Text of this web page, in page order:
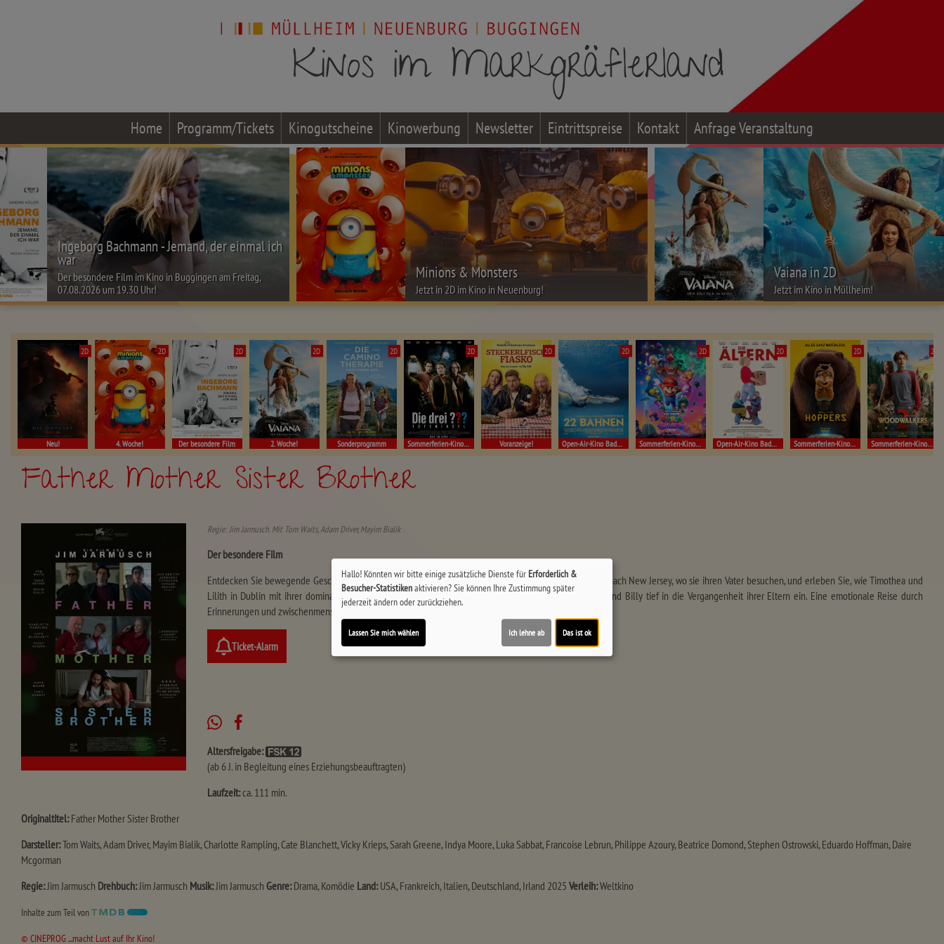
Home Programm/Tickets Kinogutscheine Kinowerbung Newsletter Eintrittspreise Kontakt Anfrage Veranstaltung
Ingeborg Bachmann - Jemand, der einmal ich
war
Der besondere Film im Kino in Buggingen am Freitag,
07.08.2026 um 19.30 Uhr!
Minions & Monsters
Jetzt in 2D im Kino in Neuenburg!
Vaiana in 2D
Jetzt im Kino in Müllheim!
2D
Neu!
2D
4. Woche!
2D
Der besondere Film
2D
2. Woche!
2D
Sonderprogramm
2D
Sommerferien-Kino Müllheim
2D
Voranzeige!
2D
Open-Air-Kino Badenweiler!
2D
Sommerferien-Kino Müllheim
2D
Open-Air-Kino Badenweiler!
2D
Sommerferien-Kino Müllheim
2D
Sommerferien-Kino Müllheim
Father Mother Sister Brother
Regie: Jim Jarmusch. Mit Tom Waits, Adam Driver, Mayim Bialik
Der besondere Film
Entdecken Sie bewegende Geschichten über Familie und Vergänglichkeit! Begleiten Sie Jeff und Emily nach New Jersey, wo sie ihren Vater besuchen, und erleben Sie, wie Timothea und
Lilith in Dublin mit ihrer dominanten Mutter konfrontiert werden. In Paris tauchen die Zwillinge Skye und Billy tief in die Vergangenheit ihrer Eltern ein. Eine emotionale Reise durch
Erinnerungen und zwischenmenschliche Beziehungen, die Sie nicht verpassen sollten!
Ticket-Alarm
Altersfreigabe:
(ab 6 J. in Begleitung eines Erziehungsbeauftragten)
Laufzeit:ca. 111 min.
Originaltitel:Father Mother Sister Brother
Darsteller:Tom Waits, Adam Driver, Mayim Bialik, Charlotte Rampling, Cate Blanchett, Vicky Krieps, Sarah Greene, Indya Moore, Luka Sabbat, Francoise Lebrun, Philippe Azoury, Beatrice Domond, Stephen Ostrowski, Eduardo Hoffman, Daire
Mcgorman
Regie:Jim Jarmusch Drehbuch:Jim Jarmusch Musik:Jim Jarmusch Genre: Drama, Komödie Land: USA, Frankreich, Italien, Deutschland, Irland 2025 Verleih:Weltkino
Inhalte zum Teil von
© CINEPROG ...macht Lust auf Ihr Kino!
Hallo! Könnten wir bitte einige zusätzliche Dienste für Erforderlich &
Besucher-Statistikenaktivieren? Sie können Ihre Zustimmung später
jederzeit ändern oder zurückziehen.
Lassen Sie mich wählen Ich lehne ab Das ist ok